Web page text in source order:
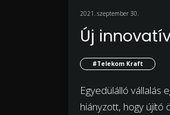
2021. szeptember 30.
Új
#Telekom Kraft
Egyedülálló vállalás
hiányzott, hogy